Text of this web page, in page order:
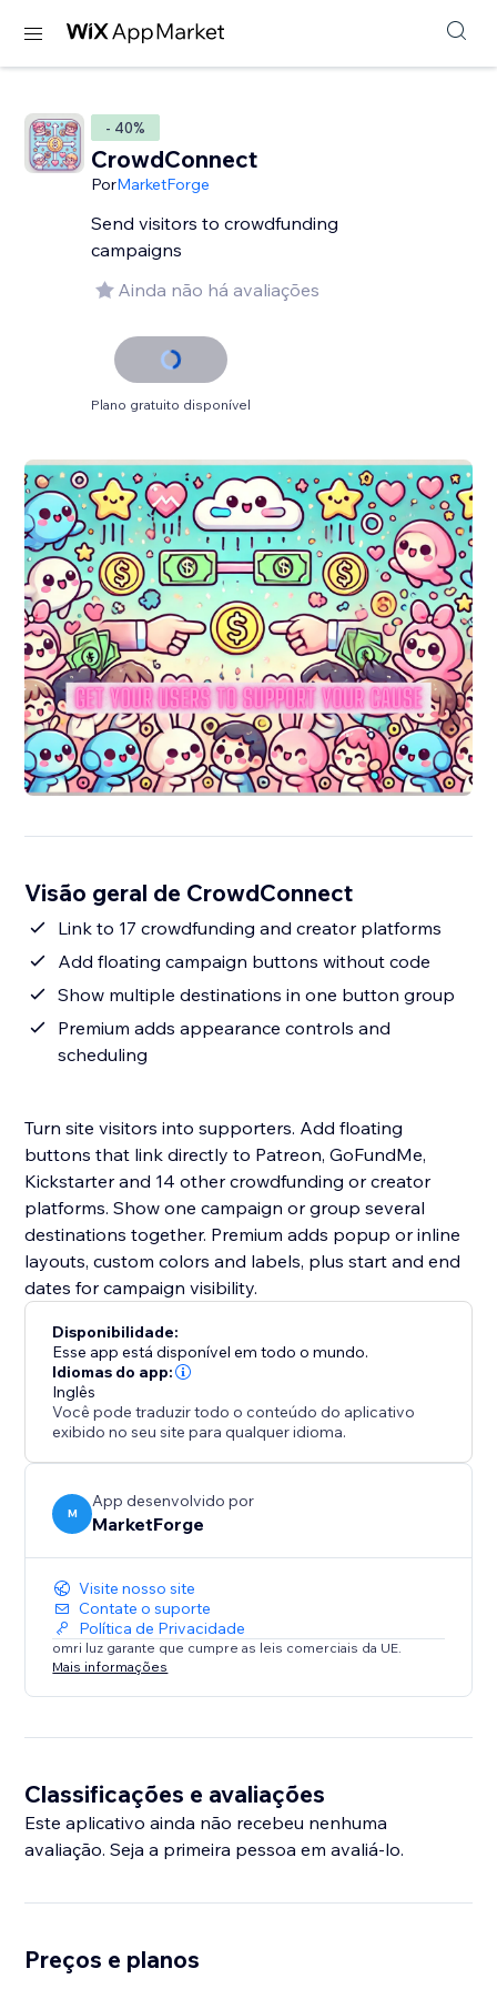
- 40%
CrowdConnect
PorMarketForge
Send visitors to crowdfunding
campaigns
Ainda não há avaliações
Plano gratuito disponível
Visão geral de CrowdConnect
Link to 17 crowdfunding and creator platforms
Add floating campaign buttons without code
Show multiple destinations in one button group
Premium adds appearance controls and
scheduling
Turn site visitors into supporters. Add floating
buttons that link directly to Patreon, GoFundMe,
Kickstarter and 14 other crowdfunding or creator
platforms. Show one campaign or group several
destinations together. Premium adds popup or inline
layouts, custom colors and labels, plus start and end
dates for campaign visibility.
Disponibilidade:
Esse app está disponível em todo o mundo.
Idiomas do app:
Inglês
Você pode traduzir todo o conteúdo do aplicativo
exibido no seu site para qualquer idioma.
M
App desenvolvido por
MarketForge
Visite nosso site
Contate o suporte
Política de Privacidade
omri luz garante que cumpre as leis comerciais da UE.
Mais informações
Classificações e avaliações
Este aplicativo ainda não recebeu nenhuma
avaliação. Seja a primeira pessoa em avaliá-lo.
Preços e planos